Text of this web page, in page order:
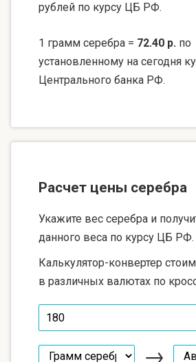
рублей по курсу ЦБ РФ.
1 грамм серебра = 72.40 р. по
установленному на сегодня
Центрального банка РФ.
Расчет цены серебра
Укажите вес серебра и
данного веса по курсу ЦБ РФ.
Калькулятор-конвертер
в различных валютах по
→